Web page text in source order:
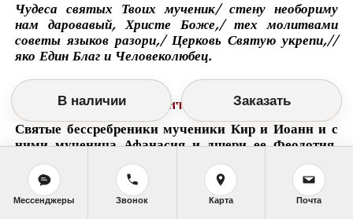
Чудеса святых Твоих мученик/ стену необориму
нам даровавый, Христе Боже,/ тех молитвами
советы языков разори,/ Церковь Святую укрепи,//
яко Един Благ и Человеколюбец.
Житие
Святые бессребреники мученики Кир и Иоанн и с
ними мученица Афанасия и дщери ее Феодотия,
Святой Кир жил в Александрии в начале IV века. Он
был глубоко верующим христианином, проповедовал
В наличии Заказать
Мессенджеры Звонок Карта Почта